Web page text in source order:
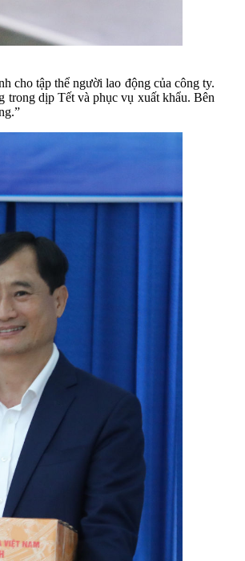
cho tập thể người lao động của công ty.
trong dịp Tết và phục vụ xuất khẩu. Bên